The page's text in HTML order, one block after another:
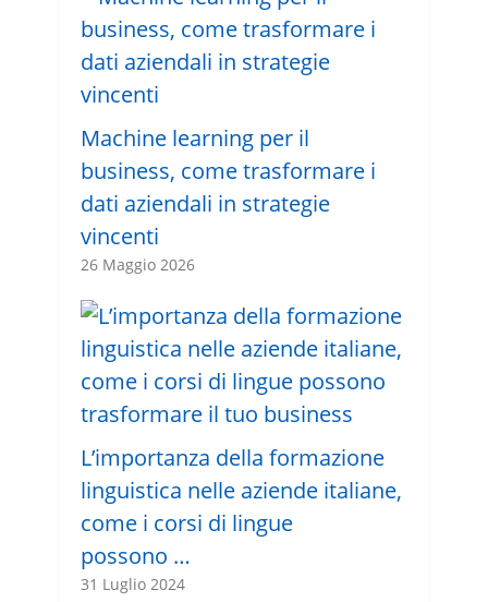
Machine learning per il
business, come trasformare i
dati aziendali in strategie
vincenti
26 Maggio 2026
L’importanza della formazione
linguistica nelle aziende italiane,
come i corsi di lingue
possono …
31 Luglio 2024